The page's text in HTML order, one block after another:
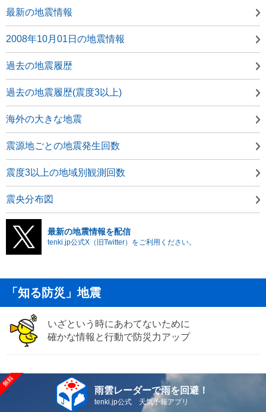
最新の地震情報
2008年10月01日の地震情報
過去の地震履歴
過去の地震履歴(震度3以上)
海外の大きな地震
震源地ごとの地震発生回数
震度3以上の地域別観測回数
震央分布図
最新の地震情報を配信
tenki.jp公式X（旧Twitter）をご利用ください。
「知る防災」地震
いざという時にあわてないために
確かな情報と行動で防災力アップ
雨雲レーダーで雨を回避！
tenki.jp公式 天気予報アプリ